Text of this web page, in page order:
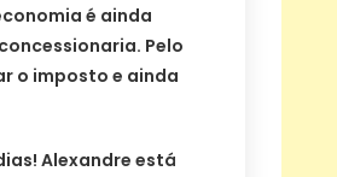
é ainda
Pelo
o imposto e ainda
Alexandre está